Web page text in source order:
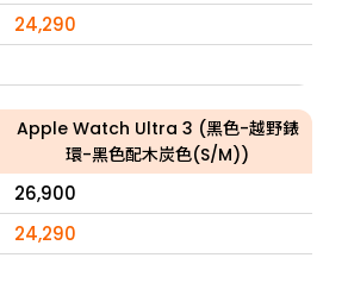
24,290
Apple Watch Ultra 3 (黑色-越野錶
環-黑色配木炭色(S/M))
26,900
24,290